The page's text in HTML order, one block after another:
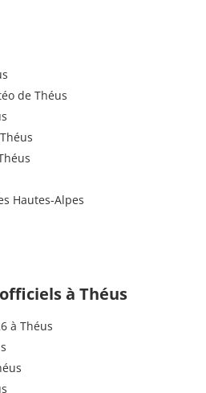
de Théus
Hautes-Alpes
à Théus
à Théus